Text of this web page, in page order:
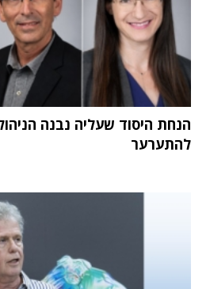
הנחת היסוד שעליה נבנה
להתערער